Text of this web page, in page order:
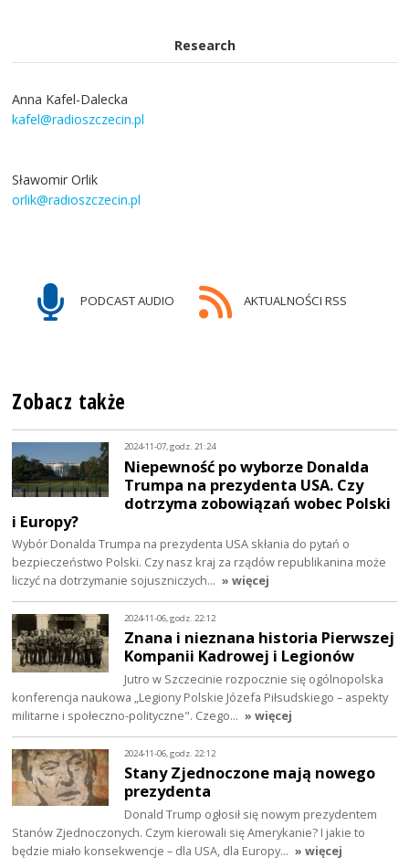
Research
Anna Kafel-Dalecka
kafel@radioszczecin.pl
Sławomir Orlik
orlik@radioszczecin.pl
PODCAST AUDIO AKTUALNOŚCI RSS
Zobacz także
2024-11-07, godz. 21:24
Niepewność po wyborze Donalda
Trumpa na prezydenta USA. Czy
dotrzyma zobowiązań wobec Polski
i Europy?
Wybór Donalda Trumpa na prezydenta USA skłania do pytań o
bezpieczeństwo Polski. Czy nasz kraj za rządów republikanina może
liczyć na dotrzymanie sojuszniczych… » więcej
2024-11-06, godz. 22:12
Znana i nieznana historia Pierwszej
Kompanii Kadrowej i Legionów
Jutro w Szczecinie rozpocznie się ogólnopolska
konferencja naukowa „Legiony Polskie Józefa Piłsudskiego – aspekty
militarne i społeczno-polityczne". Czego… » więcej
2024-11-06, godz. 22:12
Stany Zjednoczone mają nowego
prezydenta
Donald Trump ogłosił się nowym prezydentem
Stanów Zjednoczonych. Czym kierowali się Amerykanie? I jakie to
będzie miało konsekwencje – dla USA, dla Europy… » więcej